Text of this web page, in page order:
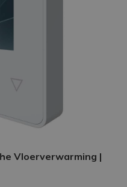
Vloerverwarming |